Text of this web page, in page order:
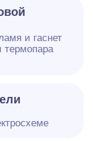
и гаснет
термопара